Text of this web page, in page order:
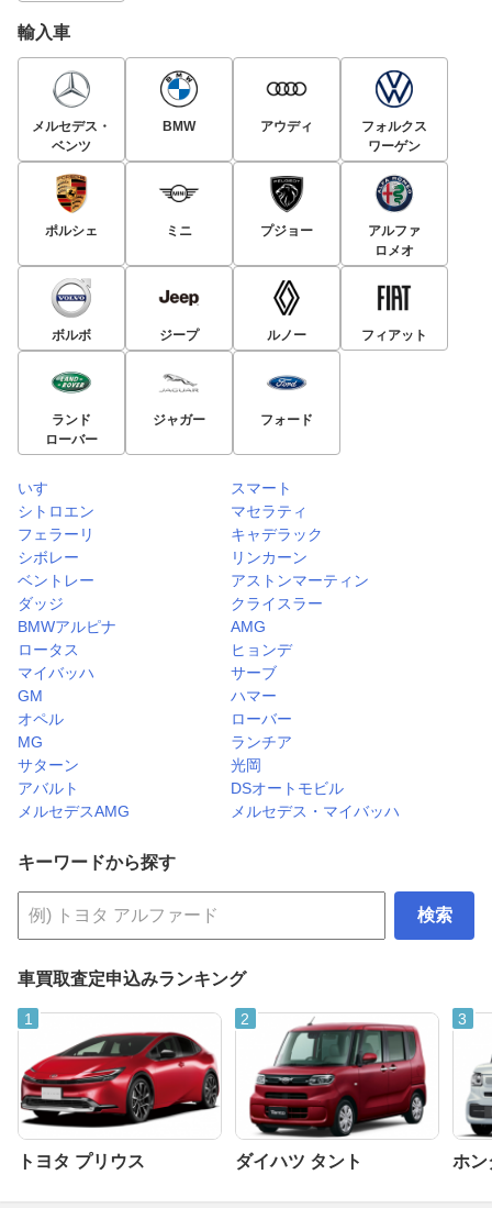
輸入車
メルセデス・
ベンツ
BMW アウディ
フォルクス
ワーゲン
ポルシェ ミニ プジョー
アルファ
ロメオ
ボルボ ジープ ルノー フィアット
ランド
ローバー
ジャガー フォード
いすゞ
スマート
シトロエン
マセラティ
フェラーリ
キャデラック
シボレー
リンカーン
ベントレー
アストンマーティン
ダッジ
クライスラー
BMWアルピナ
AMG
ロータス
ヒョンデ
マイバッハ
サーブ
GM
ハマー
オペル
ローバー
MG
ランチア
サターン
光岡
アバルト
DSオートモビル
メルセデスAMG
メルセデス・マイバッハ
キーワードから探す
検索
車買取査定申込みランキング
トヨタ プリウス ダイハツ タント ホン